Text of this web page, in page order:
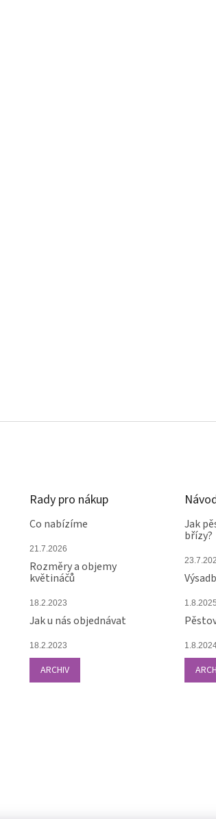
Rady pro nákup
Co nabízíme
21.7.2026
Rozměry a objemy
květináčů
18.2.2023
Jak u nás objednávat
18.2.2023
ARCHIV
Jak
břízy?
1.8.2025